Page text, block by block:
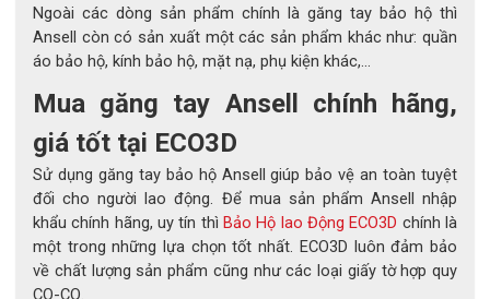
Ngoài các dòng sản phẩm chính là găng tay bảo hộ thì
Ansell còn có sản xuất một các sản phẩm khác như: quần
áo bảo hộ, kính bảo hộ, mặt nạ, phụ kiện khác,...
Mua găng tay Ansell chính hãng,
giá tốt tại ECO3D
Sử dụng găng tay bảo hộ Ansell giúp bảo vệ an toàn tuyệt
đối cho người lao động. Để mua sản phẩm Ansell nhập
khẩu chính hãng, uy tín thì Bảo Hộ lao Động ECO3D chính là
một trong những lựa chọn tốt nhất. ECO3D luôn đảm bảo
về chất lượng sản phẩm cũng như các loại giấy tờ hợp quy
CO-CQ.